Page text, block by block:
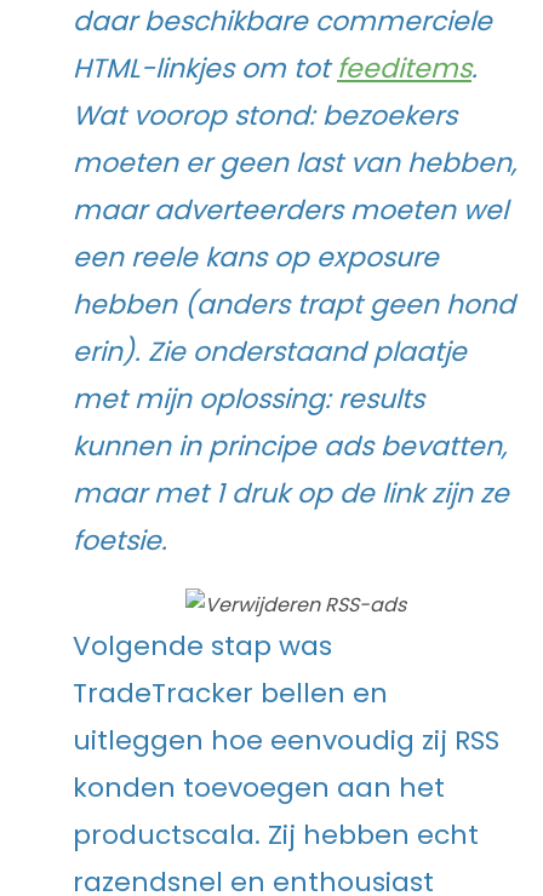
daar beschikbare commerciele
HTML-linkjes om totfeeditems.
Wat voorop stond: bezoekers
moeten er geen last van hebben,
maar adverteerders moeten wel
een reele kans op exposure
hebben (anders trapt geen hond
erin). Zie onderstaand plaatje
met mijn oplossing: results
kunnen in principe ads bevatten,
maar met 1 druk op de link zijn ze
foetsie.
Volgende stap was
TradeTracker bellen en
uitleggen hoe eenvoudig zij RSS
konden toevoegen aan het
productscala. Zij hebben echt
razendsnel en enthousiast